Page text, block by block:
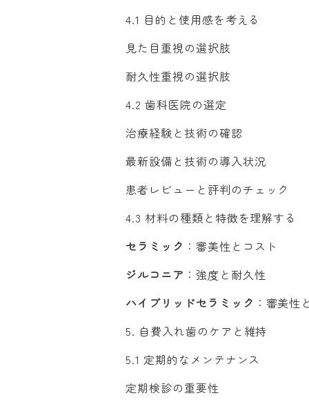
4.1 目的と使用感を考える
見た目重視の選択肢
耐久性重視の選択肢
4.2 歯科医院の選定
治療経験と技術の確認
最新設備と技術の導入状況
患者レビューと評判のチェック
4.3 材料の種類と特徴を理解する
セラミック ：審美性とコスト
ジルコニア ：強度と耐久性
ハイブリッドセラミック ：審美性
5. 自費入れ歯のケアと維持
5.1 定期的なメンテナンス
定期検診の重要性